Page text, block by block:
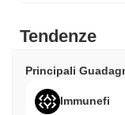
automatizzano
riducendo la
compatibilità
soluzione di
migliora l'utilità e
Tendenze
Principali
Immunefi